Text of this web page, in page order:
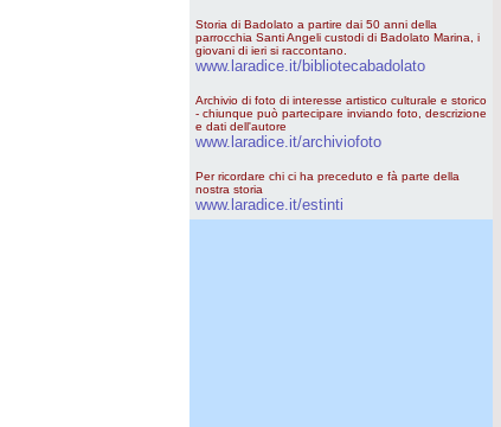
Storia di Badolato a partire dai 50 anni della
parrocchia Santi Angeli custodi di Badolato Marina, i
giovani di ieri si raccontano.
www.laradice.it/bibliotecabadolato
Archivio di foto di interesse artistico culturale e storico
- chiunque può partecipare inviando foto, descrizione
e dati dell'autore
www.laradice.it/archiviofoto
Per ricordare chi ci ha preceduto e fà parte della
nostra storia
www.laradice.it/estinti